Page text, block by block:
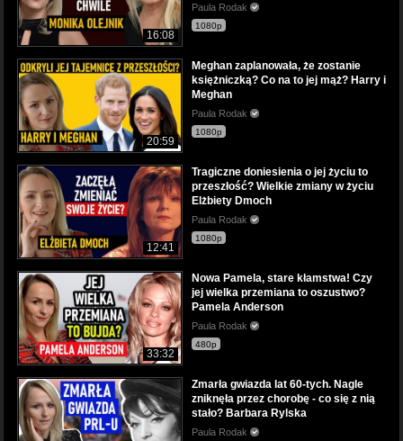
16:08
Paula Rodak
1080p
20:59
Meghan zaplanowała, że zostanie
księżniczką? Co na to jej mąż? Harry i
Meghan
Paula Rodak
1080p
12:41
Tragiczne doniesienia o jej życiu to
przeszłość? Wielkie zmiany w życiu
Elżbiety Dmoch
Paula Rodak
1080p
33:32
Nowa Pamela, stare kłamstwa! Czy
jej wielka przemiana to oszustwo?
Pamela Anderson
Paula Rodak
480p
Zmarła gwiazda lat 60-tych. Nagle
zniknęła przez chorobę - co się z nią
stało? Barbara Rylska
Paula Rodak